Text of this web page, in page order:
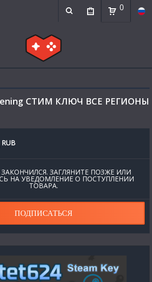
0
СТИМ КЛЮЧ ВСЕ РЕГИОНЫ
RUB
ЗАГЛЯНИТЕ ПОЗЖЕ ИЛИ
НА УВЕДОМЛЕНИЕ О ПОСТУПЛЕНИИ
ТОВАРА.
ПОДПИСАТЬСЯ